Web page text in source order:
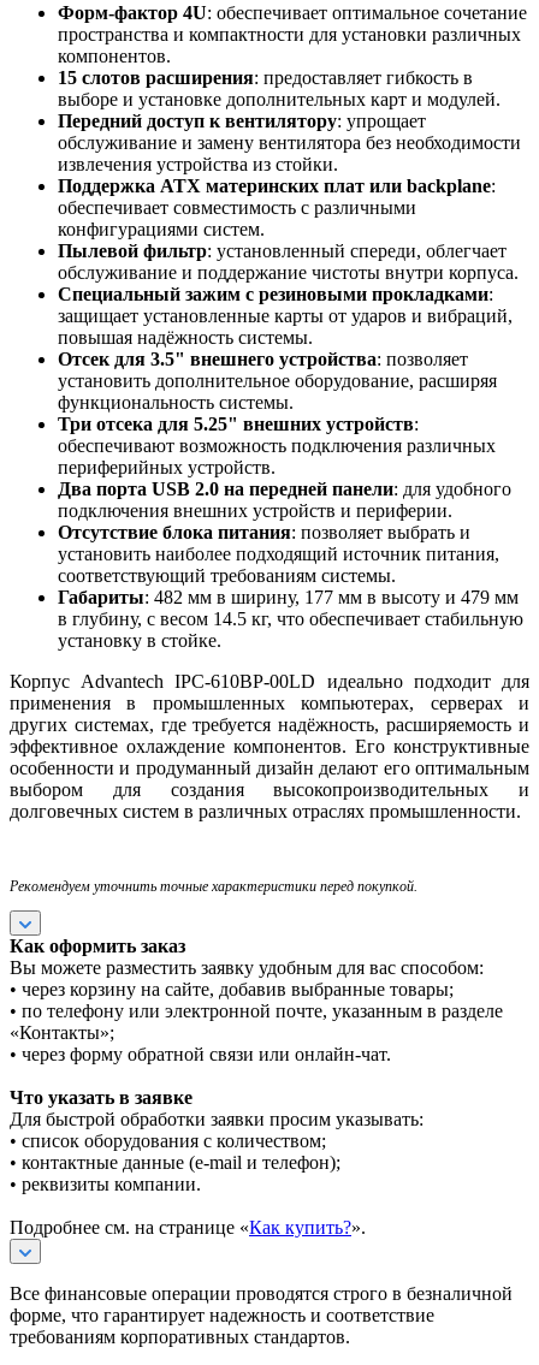
Форм-фактор 4U: обеспечивает оптимальное сочетание
пространства и компактности для установки различных
компонентов.
15 слотов расширения: предоставляет гибкость в
выборе и установке дополнительных карт и модулей.
Передний доступ к вентилятору: упрощает
обслуживание и замену вентилятора без необходимости
извлечения устройства из стойки.
Поддержка ATX материнских плат или backplane:
обеспечивает совместимость с различными
конфигурациями систем.
Пылевой фильтр: установленный спереди, облегчает
обслуживание и поддержание чистоты внутри корпуса.
Специальный зажим с резиновыми прокладками:
защищает установленные карты от ударов и вибраций,
повышая надёжность системы.
Отсек для 3.5" внешнего устройства: позволяет
установить дополнительное оборудование, расширяя
функциональность системы.
Три отсека для 5.25" внешних устройств:
обеспечивают возможность подключения различных
периферийных устройств.
Два порта USB 2.0 на передней панели: для удобного
подключения внешних устройств и периферии.
Отсутствие блока питания: позволяет выбрать и
установить наиболее подходящий источник питания,
соответствующий требованиям системы.
Габариты: 482 мм в ширину, 177 мм в высоту и 479 мм
в глубину, с весом 14.5 кг, что обеспечивает стабильную
установку в стойке.
Корпус Advantech IPC-610BP-00LD идеально подходит для
применения в промышленных компьютерах, серверах и
других системах, где требуется надёжность, расширяемость и
эффективное охлаждение компонентов. Его конструктивные
особенности и продуманный дизайн делают его оптимальным
выбором для создания высокопроизводительных и
долговечных систем в различных отраслях промышленности.
Рекомендуем уточнить точные характеристики перед покупкой.
Как оформить заказ
Вы можете разместить заявку удобным для вас способом:
• через корзину на сайте, добавив выбранные товары;
• по телефону или электронной почте, указанным в разделе
«Контакты»;
• через форму обратной связи или онлайн-чат.
Что указать в заявке
Для быстрой обработки заявки просим указывать:
• список оборудования с количеством;
• контактные данные (e-mail и телефон);
• реквизиты компании.
Подробнее см. на странице «Как купить?».
Все финансовые операции проводятся строго в безналичной
форме, что гарантирует надежность и соответствие
требованиям корпоративных стандартов.